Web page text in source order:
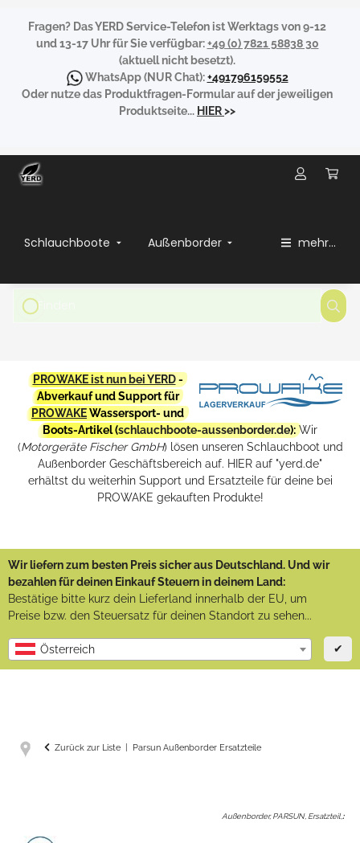
Fragen? Das YERD Service-Telefon ist Werktags von 9-12
und 13-17 Uhr für Sie verfügbar:+49 (0) 7821 58838 30
(aktuell nicht besetzt).
WhatsApp(NUR Chat):+491796159552
Oder nutze das Produktfragen-Formular auf der jeweiligen
Produktseite... HIER>>
Schlauchboote Außenborder mehr...
PROWAKE ist nun bei YERD-
Abverkauf und Support für
PROWAKEWassersport- und
Boots-Artikel (schlauchboote-aussenborder.de): Wir
(Motorgeräte Fischer GmbH) lösen unseren Schlauchboot und
Außenborder Geschäftsbereich auf. HIER auf "yerd.de"
erhältst du weiterhin Support und Ersatzteile für deine bei
PROWAKE gekauften Produkte!
Wir liefern zum besten Preis sicher aus Deutschland. Und wir
bezahlen für deinen Einkauf Steuern in deinem Land:
Bestätige bitte kurz dein Lieferland innerhalb der EU, um
Preise bzw. den Steuersatz für deinen Standort zu sehen...
Österreich ✔
Zurück zur Liste Parsun Außenborder Ersatzteile
Außenborder, PARSUN, Ersatzteil, :